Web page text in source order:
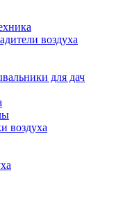
воздуха
для дач
воздуха